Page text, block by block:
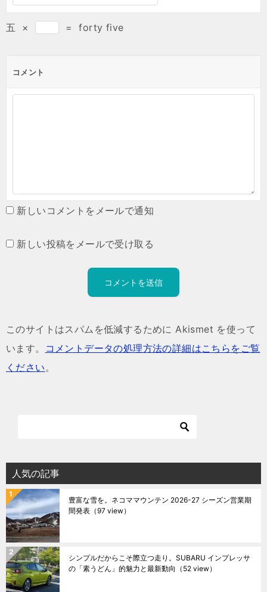
五 × = forty five
コメント
新しいコメントをメールで通知
新しい投稿をメールで受け取る
このサイトはスパムを低減するために Akismet を使って
います。
コメントデータの処理方法の詳細はこちらをご覧
ください。
人気の記事
豊富な雪を。ネコママウンテン 2026-27 シーズン営業期
間発表 （97 view）
シンプルだからこそ際立つ走り。SUBARU インプレッサ
の「素うどん」的魅力と最新動向 （52 view）